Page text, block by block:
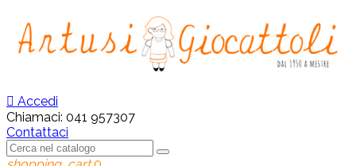
 Accedi
Chiamaci: 041 957307
Contattaci